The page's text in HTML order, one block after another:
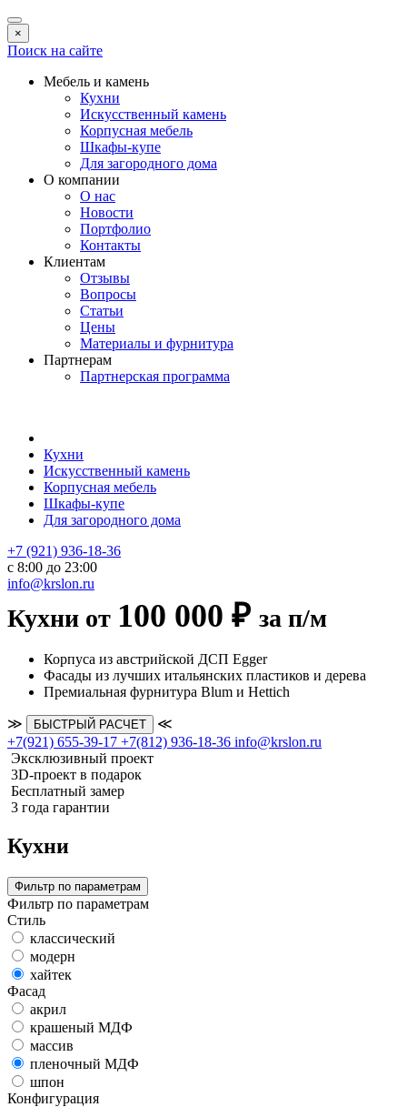
×
Поиск на сайте
Мебель и камень
Кухни
Искусственный камень
Корпусная мебель
Шкафы-купе
Для загородного дома
О компании
О нас
Новости
Портфолио
Контакты
Клиентам
Отзывы
Вопросы
Статьи
Цены
Материалы и фурнитура
Партнерам
Партнерская программа
Кухни
Искусственный камень
Корпусная мебель
Шкафы-купе
Для загородного дома
+7 (921) 936-18-36
с 8:00 до 23:00
info@krslon.ru
Кухни от 100 000 ₽ за п/м
Корпуса из австрийской ДСП Egger
Фасады из лучших итальянских пластиков и дерева
Премиальная фурнитура Blum и Hettich
≫ БЫСТРЫЙ РАСЧЕТ
≪
+7(921) 655-39-17 +7(812) 936-18-36 info@krslon.ru
Эксклюзивный проект
3D-проект в подарок
Бесплатный замер
3 года гарантии
Кухни
Фильтр по параметрам
Фильтр по параметрам
Стиль
классический
модерн
хайтек
Фасад
акрил
крашеный МДФ
массив
пленочный МДФ
шпон
Конфигурация